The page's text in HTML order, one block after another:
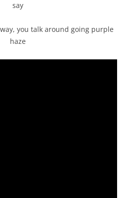
say
you talk around going purple
haze